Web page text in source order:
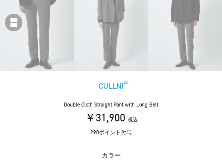
CULLNI
Double Cloth Straight Pant with Long Belt
￥31,900 税込
290ポイント付与
カラー